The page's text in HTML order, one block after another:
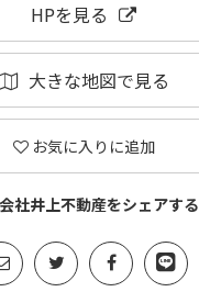
HPを見る
大きな地図で見る
お気に入りに追加
社井上不動産をシェアする